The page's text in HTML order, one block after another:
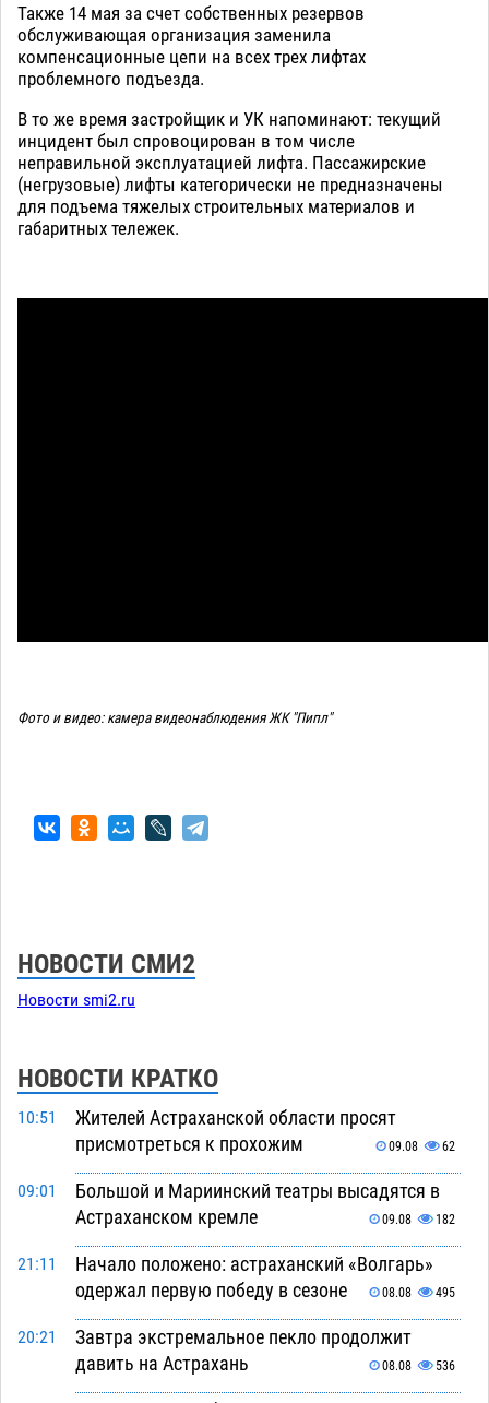
Также 14 мая за счет собственных резервов
обслуживающая организация заменила
компенсационные цепи на всех трех лифтах
проблемного подъезда.
В то же время застройщик и УК напоминают: текущий
инцидент был спровоцирован в том числе
неправильной эксплуатацией лифта. Пассажирские
(негрузовые) лифты категорически не предназначены
для подъема тяжелых строительных материалов и
габаритных тележек.
Фото и видео: камера видеонаблюдения ЖК "Пипл"
НОВОСТИ СМИ2
Новости smi2.ru
НОВОСТИ КРАТКО
10:51
Жителей Астраханской области просят
присмотреться к прохожим
09.08 62
09:01
Большой и Мариинский театры высадятся в
Астраханском кремле
09.08 182
21:11
Начало положено: астраханский «Волгарь»
одержал первую победу в сезоне
08.08 495
20:21
Завтра экстремальное пекло продолжит
давить на Астрахань
08.08 536